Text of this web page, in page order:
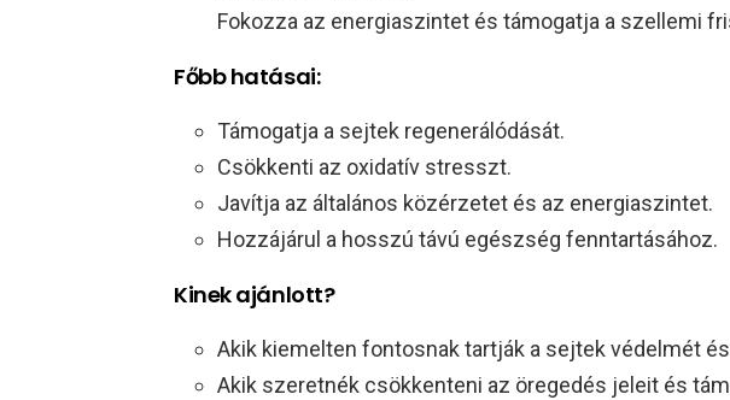
Fokozza az energiaszintet és támogatja a szellemi
Főbb hatásai:
Támogatja a sejtek regenerálódását.
Csökkenti az oxidatív stresszt.
Javítja az általános közérzetet és az energiaszintet.
Hozzájárul a hosszú távú egészség fenntartásához.
Kinek ajánlott?
Akik kiemelten fontosnak tartják a sejtek védelmét
Akik szeretnék csökkenteni az öregedés jeleit és